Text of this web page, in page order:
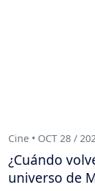
Cine • OCT 28 /
¿Cuándo
universo de